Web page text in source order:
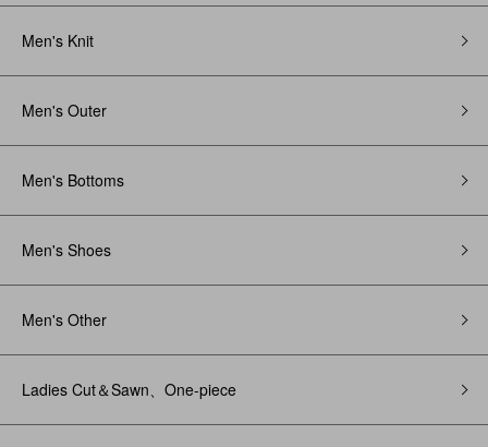
Men's Knit
Men's Outer
Men's Bottoms
Men's Shoes
Men's Other
Ladies Cut＆Sawn、One-piece